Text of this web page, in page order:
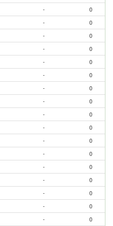
-
0
-
0
-
0
-
0
-
0
-
0
-
0
-
0
-
0
-
0
-
0
-
0
-
0
-
0
-
0
-
0
-
0